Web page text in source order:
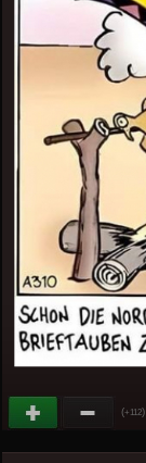
(+112)